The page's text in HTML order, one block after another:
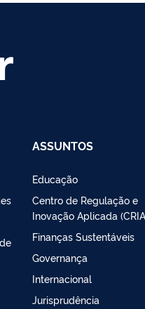
ASSUNTOS
Educação
Centro de Regulação e
Inovação Aplicada
Finanças Sustentáveis
Governança
Internacional
Jurisprudência